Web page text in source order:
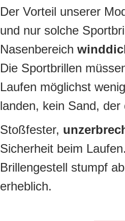
Der Vorteil unserer
und nur solche
Nasenbereich
Die Sportbrillen
Laufen möglichst
landen, kein Sand,
Stoßfester,
Sicherheit beim
Brillengestell stumpf
erheblich.